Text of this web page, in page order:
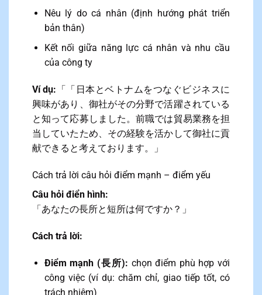
Nêu lý do cá nhân (định hướng phát triển
bản thân)
Kết nối giữa năng lực cá nhân và nhu cầu
của công ty
Ví dụ: 「「日本とベトナムをつなぐビジネスに
興味があり、御社がその分野で活躍されている
と知って応募しました。前職では貿易業務を担
当していたため、その経験を活かして御社に貢
献できると考えております。」
Cách trả lời câu hỏi điểm mạnh – điểm yếu
Câu hỏi điển hình:
「あなたの長所と短所は何ですか？」
Cách trả lời:
Điểm mạnh (長所): chọn điểm phù hợp với
công việc (ví dụ: chăm chỉ, giao tiếp tốt, có
trách nhiệm)